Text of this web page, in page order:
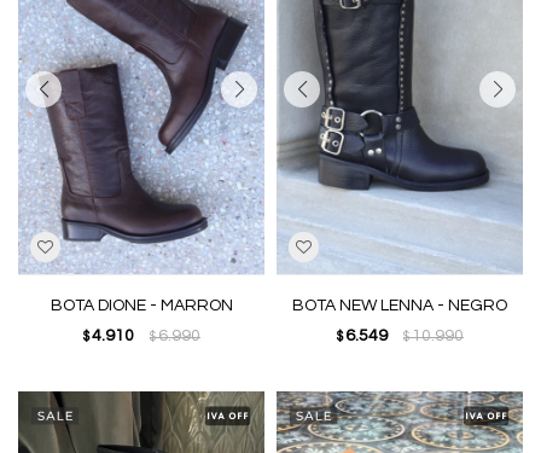
BOTA DIONE - MARRON
$ 4.910 $6.990
BOTA NEW LENNA - NEGRO
$ 6.549 $10.990